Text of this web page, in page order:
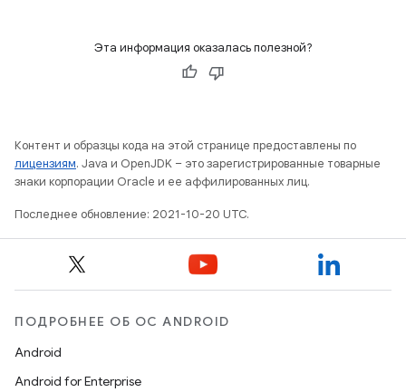
Эта информация оказалась полезной?
Контент и образцы кода на этой странице предоставлены по
лицензиям. Java и OpenJDK – это зарегистрированные товарные
знаки корпорации Oracle и ее аффилированных лиц.
Последнее обновление: 2021-10-20 UTC.
ПОДРОБНЕЕ ОБ ОС ANDROID
Android
Android for Enterprise